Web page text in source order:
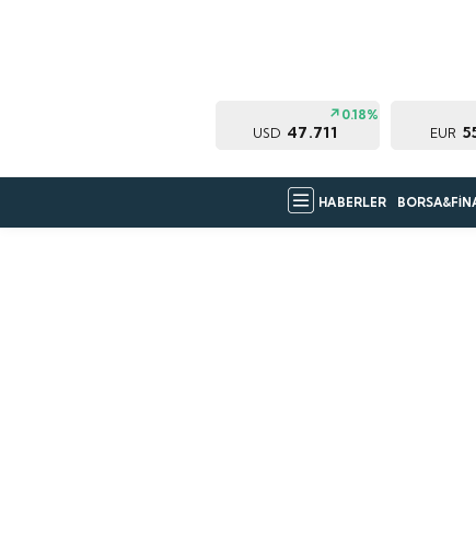
USD 47.711
0.18%
EUR
HABERLER